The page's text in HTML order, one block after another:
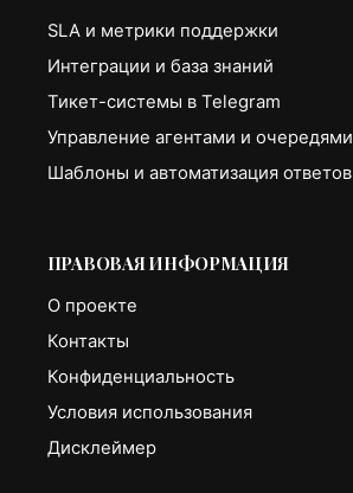
SLA и метрики поддержки
Интеграции и база знаний
Тикет-системы в Telegram
Управление агентами и очередями
Шаблоны и автоматизация ответов
ПРАВОВАЯ ИНФОРМАЦИЯ
О проекте
Контакты
Конфиденциальность
Условия использования
Дисклеймер